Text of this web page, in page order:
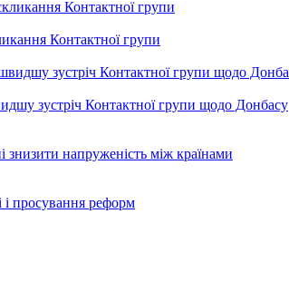
Контактної групи
зустріч Контактної групи щодо Донбасу
напруженість між країнами
просування реформ